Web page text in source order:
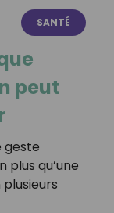
SANTÉ
peut
geste
qu’une